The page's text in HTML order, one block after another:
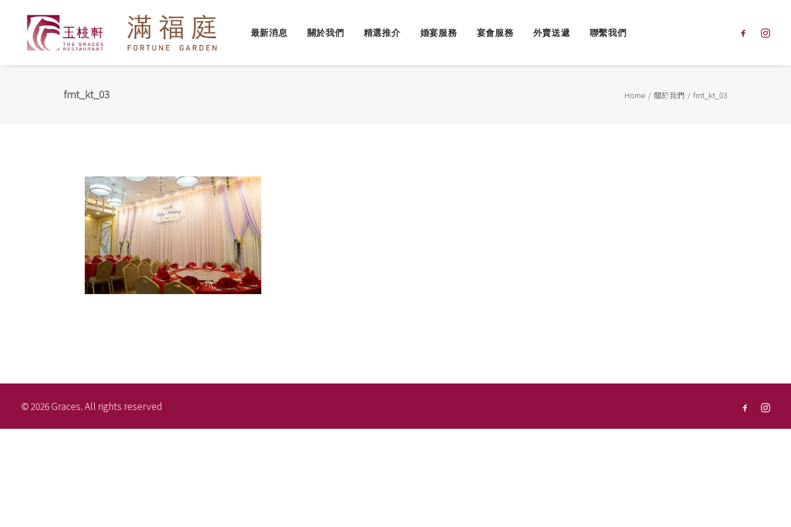
最新消息 關於我們 精選推介 婚宴服務 宴會服務 外賣送遞 聯繫我們
fmt_kt_03 Home 關於我們 fmt_kt_03
© 2026 Graces. All rights reserved